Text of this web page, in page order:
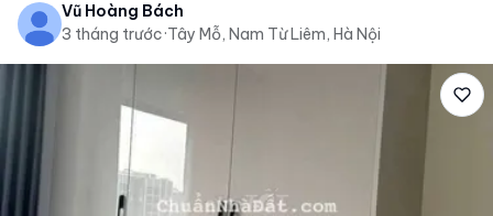
Vũ Hoàng Bách
3 tháng trước·Tây Mỗ, Nam Từ Liêm, Hà Nội